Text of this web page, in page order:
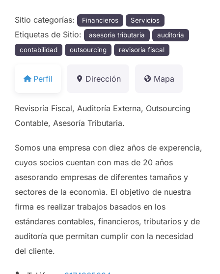
Sitio categorías: Financieros Servicios
Etiquetas de Sitio: asesoria tributaria
auditoria
contabilidad
outsourcing revisoria fiscal
Perfil Dirección Mapa
Revisoría Fiscal, Auditoría Externa, Outsourcing
Contable, Asesoría Tributaria.
Somos una empresa con diez años de experencia,
cuyos socios cuentan con mas de 20 años
asesorando empresas de diferentes tamaños y
sectores de la economìa. El objetivo de nuestra
firma es realizar trabajos basados en los
estándares contables, financieros, tributarios y de
auditoría que permitan cumplir con la necesidad
del cliente.